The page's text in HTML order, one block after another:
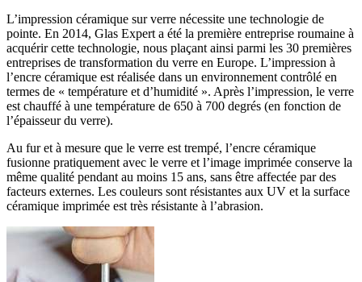
L’impression céramique sur verre nécessite une technologie de
pointe. En 2014, Glas Expert a été la première entreprise roumaine à
acquérir cette technologie, nous plaçant ainsi parmi les 30 premières
entreprises de transformation du verre en Europe. L’impression à
l’encre céramique est réalisée dans un environnement contrôlé en
termes de « température et d’humidité ». Après l’impression, le verre
est chauffé à une température de 650 à 700 degrés (en fonction de
l’épaisseur du verre).
Au fur et à mesure que le verre est trempé, l’encre céramique
fusionne pratiquement avec le verre et l’image imprimée conserve la
même qualité pendant au moins 15 ans, sans être affectée par des
facteurs externes. Les couleurs sont résistantes aux UV et la surface
céramique imprimée est très résistante à l’abrasion.